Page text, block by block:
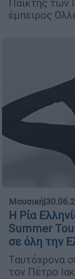
Παίκτης των
έμπειρος
Μουσική|
Η Ρία
Summer
σε όλη την
Ταυτόχρονα
τον Πέτρο